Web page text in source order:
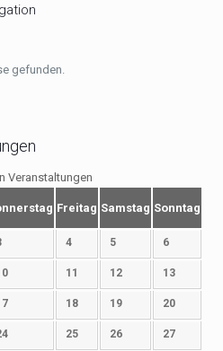
gefunden.
Veranstaltungen
Freitag Samstag Sonntag
4 5 6
11 12 13
18 19 20
25 26 27